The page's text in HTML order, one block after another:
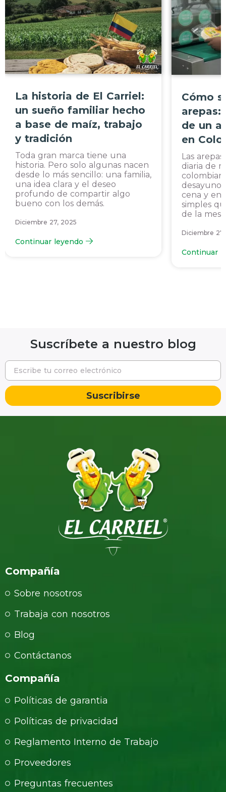
La historia de El Carriel:
un sueño familiar hecho
a base de maíz, trabajo
y tradición
Toda gran marca tiene una
historia. Pero solo algunas nacen
desde lo más sencillo: una familia,
una idea clara y el deseo
profundo de compartir algo
bueno con los demás.
Diciembre 27, 2025
Continuar leyendo
Cómo
arepas:
de un
en
Las
diaria de
cena y en
simples
de la
Diciembre
Continuar
Suscríbete a nuestro blog
Suscribirse
Compañía
Sobre nosotros
Trabaja con nosotros
Blog
Contáctanos
Compañía
Políticas de garantia
Políticas de privacidad
Reglamento Interno de Trabajo
Proveedores
Preguntas frecuentes